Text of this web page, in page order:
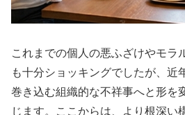
これまでの個人の悪ふざけやモラ
も十分ショッキングでしたが、近
巻き込む組織的な不祥事へと形を
じます。ここからは、より根深い